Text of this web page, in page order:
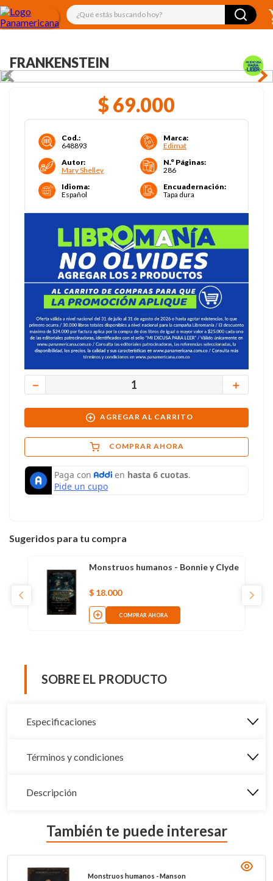
¿Qué estás buscando hoy?
FRANKENSTEIN
$ 69.000
Cod.:
648893
Marca:
Edimat
Autor:
Mary Shelley
N.° Páginas:
286
Idioma:
Español
Encuadernación:
Tapa dura
＋
－
AGREGAR AL CARRITO
COMPRAR AHORA
Sugeridos para tu compra
Monstruos humanos - Bonnie y Clyde
$ 18.000
COMPRAR AHORA
SOBRE EL PRODUCTO
Especificaciones
Términos y condiciones
Descripción
También te puede interesar
Monstruos humanos - Manson